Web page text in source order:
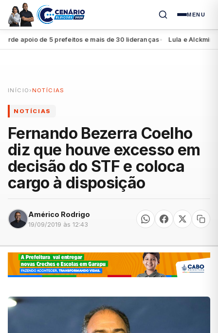
MENU
apoio de 5 prefeitos e mais de 30 lideranças● Lula e Alckmin
INÍCIO ›NOTÍCIAS
NOTÍCIAS
Fernando Bezerra Coelho
diz que houve excesso em
decisão do STF e coloca
cargo à disposição
Américo Rodrigo
19/09/2019 às 12:43